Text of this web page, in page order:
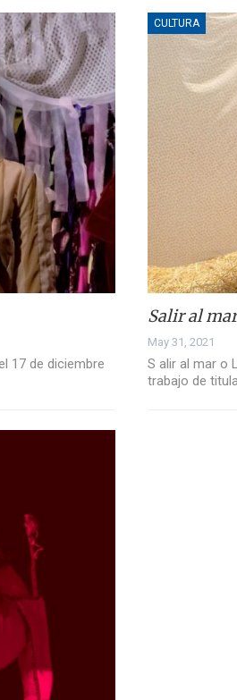
17 de diciembre
CULTURA
Salir al
May 31, 2021
S alir al mar o
trabajo de